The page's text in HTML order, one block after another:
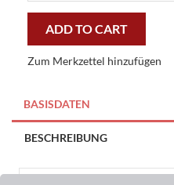
die
44x67
cm
-
und
ADD TO CART
Zum Merkzettel hinzufügen
BASISDATEN
BESCHREIBUNG